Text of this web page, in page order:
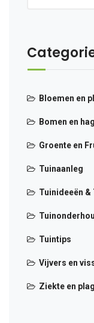
Bloemen en
Bomen en
Groente en
Tuinaanleg
Tuinideeën &
Tuintips
Vijvers en
Ziekte en